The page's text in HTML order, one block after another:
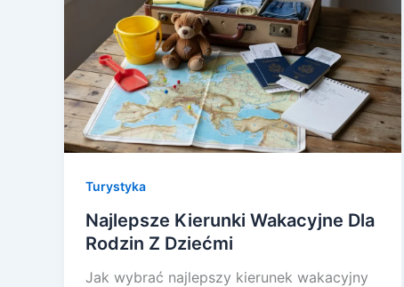
Turystyka
Najlepsze Kierunki Wakacyjne Dla
Rodzin Z Dziećmi
Jak wybrać najlepszy kierunek wakacyjny